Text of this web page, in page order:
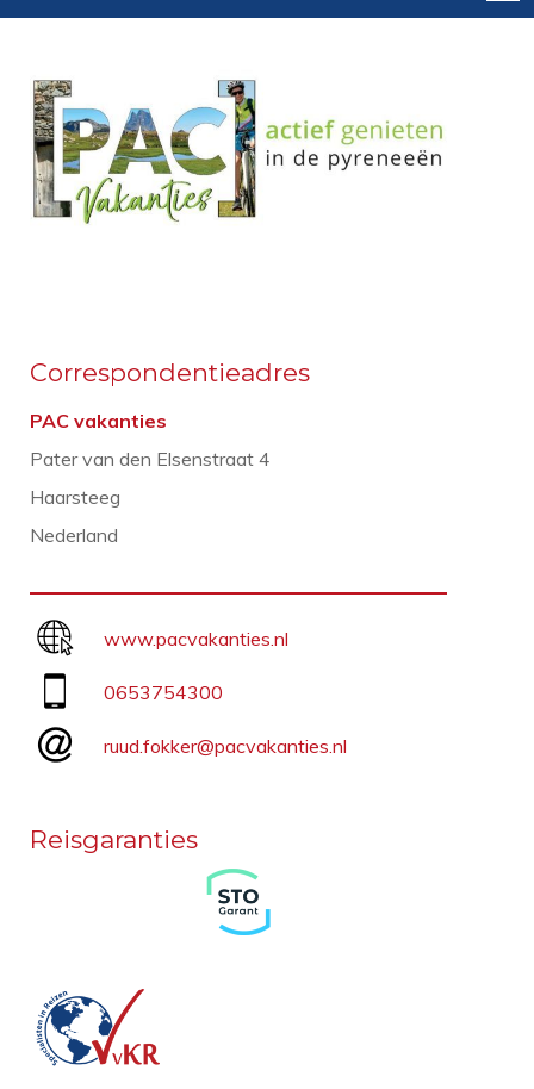
Correspondentieadres
PAC vakanties
Pater van den Elsenstraat 4
Haarsteeg
Nederland
www.pacvakanties.nl
0653754300
ruud.fokker@pacvakanties.nl
Reisgaranties